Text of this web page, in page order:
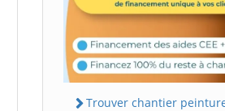
Trouver chantier